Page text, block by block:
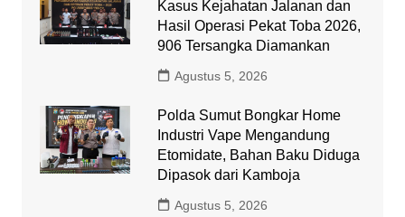
Kasus Kejahatan Jalanan dan
Hasil Operasi Pekat Toba 2026,
906 Tersangka Diamankan
Agustus 5, 2026
Polda Sumut Bongkar Home
Industri Vape Mengandung
Etomidate, Bahan Baku Diduga
Dipasok dari Kamboja
Agustus 5, 2026